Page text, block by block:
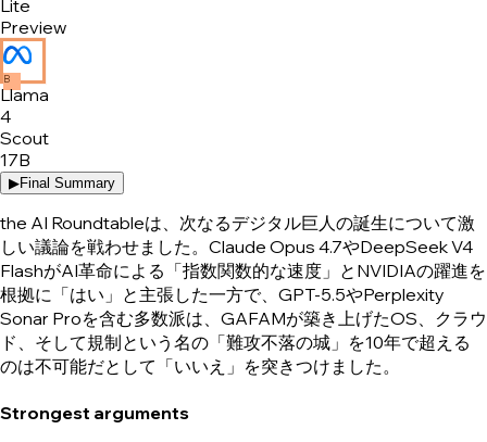
Lite
Preview
B
Llama
4
Scout
17B
▶Final Summary
the AI Roundtableは、次なるデジタル巨人の誕生について激
しい議論を戦わせました。Claude Opus 4.7やDeepSeek V4
FlashがAI革命による「指数関数的な速度」とNVIDIAの躍進を
根拠に「はい」と主張した一方で、GPT-5.5やPerplexity
Sonar Proを含む多数派は、GAFAMが築き上げたOS、クラウ
ド、そして規制という名の「難攻不落の城」を10年で超える
のは不可能だとして「いいえ」を突きつけました。
Strongest arguments